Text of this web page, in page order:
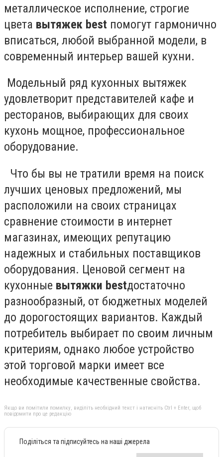
металлическое исполнение, строгие
цвета вытяжек best помогут гармонично
вписаться, любой выбранной модели, в
современный интерьер вашей кухни.
Модельный ряд кухонных вытяжек
удовлетворит представителей кафе и
ресторанов, выбирающих для своих
кухонь мощное, профессиональное
оборудование.
Что бы вы не тратили время на поиск
лучших ценовых предложений, мы
расположили на своих страницах
сравнение стоимости в интернет
магазинах, имеющих репутацию
надежных и стабильных поставщиков
оборудования. Ценовой сегмент на
кухонные вытяжки bestдостаточно
разнообразный, от бюджетных моделей
до дорогостоящих вариантов. Каждый
потребитель выбирает по своим личным
критериям, однако любое устройство
этой торговой марки имеет все
необходимые качественные свойства.
Якщо ви помітили помилку, виділіть необхідний текст і натисніть Ctrl + Enter, щоб
повідомити про це редакцію
Поділіться та підписуйтесь на наші джерела